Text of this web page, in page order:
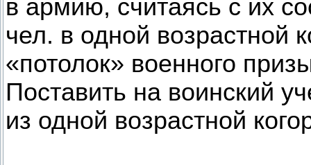
в армию, считаясь с их
чел. в одной возрастной
«потолок» военного
Поставить на воинский
из одной возрастной